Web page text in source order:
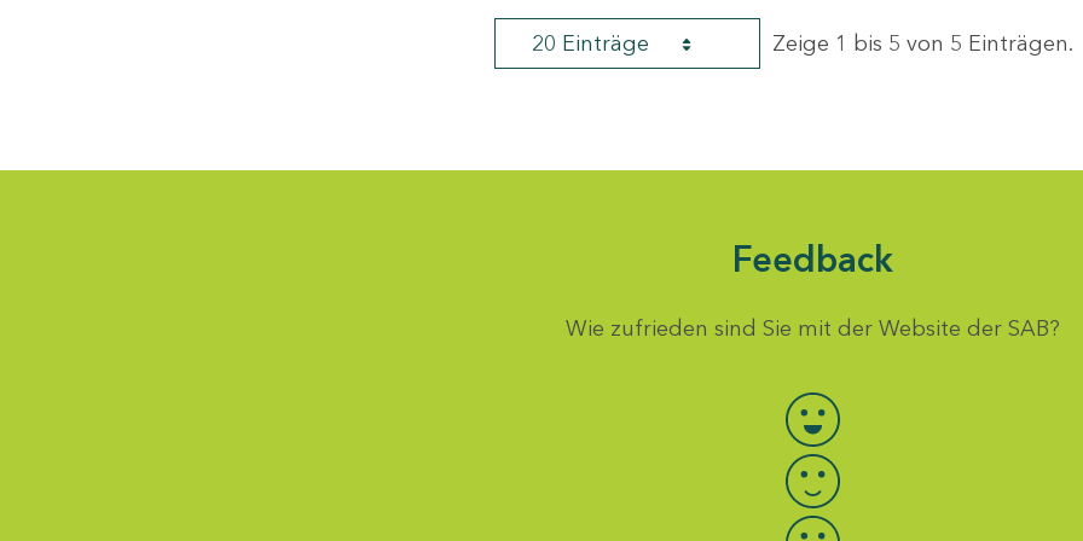
20 Einträge Zeige 1 bis 5 von 5 Einträgen.
Feedback
Wie zufrieden sind Sie mit der Website der SAB?
Bewertung auswählen